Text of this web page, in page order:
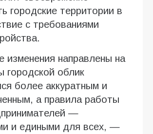
городские территории в
с требованиями
изменения направлены на
городской облик
более аккуратным и
а правила работы
—
и едиными для всех, —